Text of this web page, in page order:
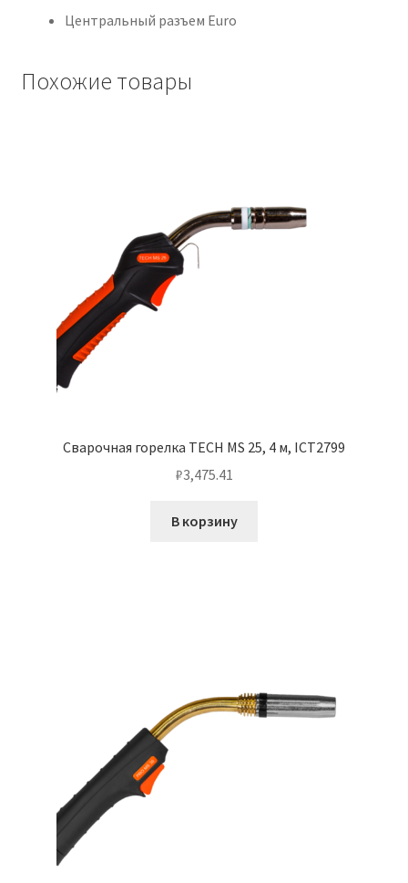
Центральный разъем Euro
Похожие товары
Сварочная горелка TECH MS 25, 4 м, ICT2799
₽3,475.41
В корзину